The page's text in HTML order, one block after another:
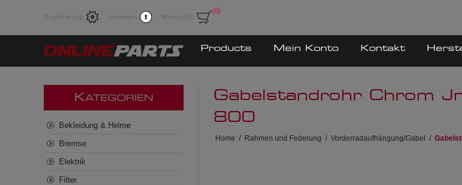
Registrierung Anmelden Warenkorb
(0)
Products Mein Konto Kontakt
Gabelstandrohr Chrom
800
Home / Rahmen und Federung / Vorderradaufhängung/Gabel /
KATEGORIEN
Bekleidung & Helme
Bremse
Elektrik
Filter